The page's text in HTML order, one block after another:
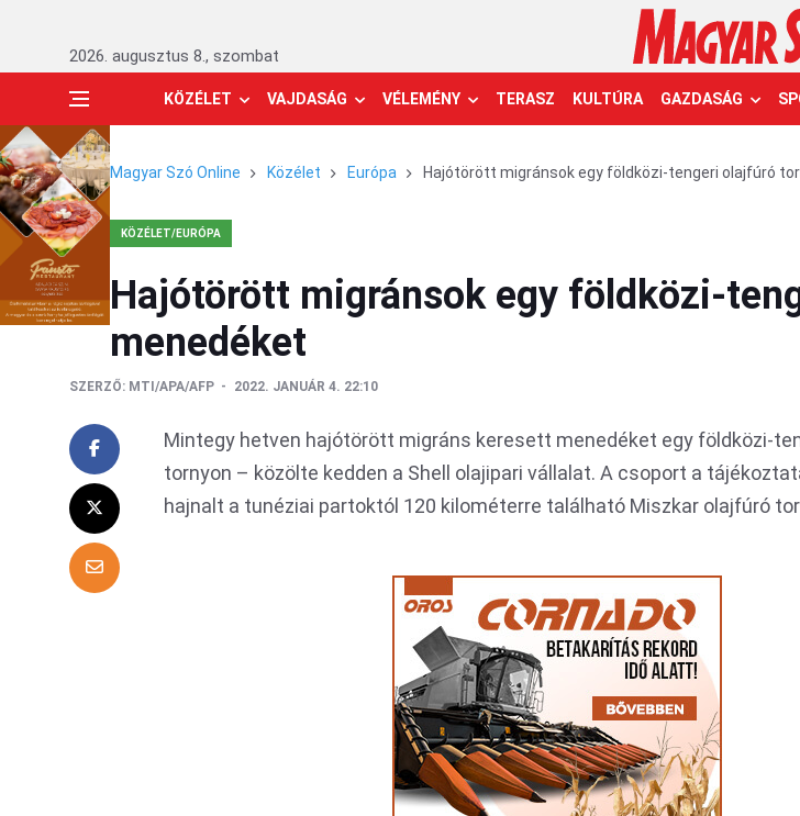
2026. augusztus 8., szombat
KÖZÉLET VAJDASÁG VÉLEMÉNY TERASZ KULTÚRA GAZDASÁG
Magyar Szó Online Közélet Európa Hajótörött migránsok egy földközi-tengeri olajfúró
KÖZÉLET/EURÓPA
Hajótörött migránsok egy földközi-
menedéket
SZERZŐ: MTI/APA/AFP 2022. JANUÁR 4. 22:10
Mintegy hetven hajótörött migráns keresett menedéket egy földközi-
tornyon – közölte kedden a Shell olajipari vállalat. A csoport a
hajnalt a tunéziai partoktól 120 kilométerre található Miszkar olajfúró